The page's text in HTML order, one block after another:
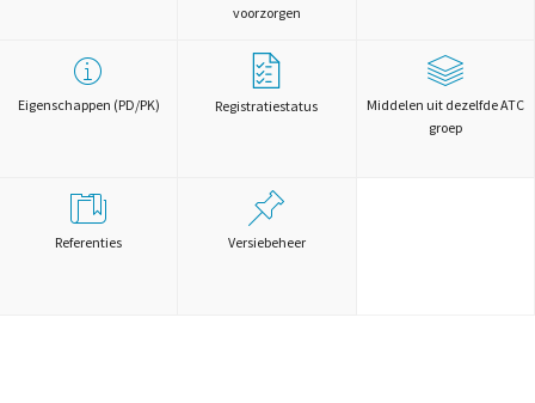
voorzorgen
Eigenschappen (PD/PK) Registratiestatus
Middelen uit dezelfde ATC
groep
Referenties Versiebeheer